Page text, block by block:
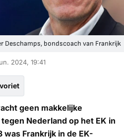
Deschamps, bondscoach van Frankrijk
2024, 19:41
geen makkelijke
Nederland op het EK in
was Frankrijk in de EK-